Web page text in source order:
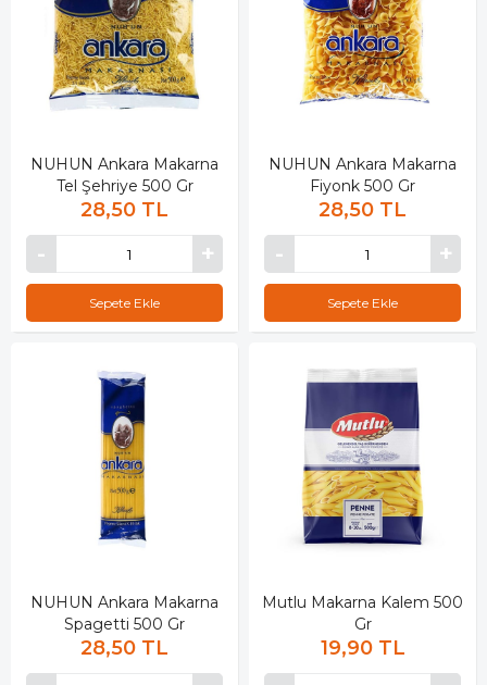
NUHUN Ankara Makarna
Tel Şehriye 500 Gr
28,50 TL
Sepete Ekle
NUHUN Ankara Makarna
Fiyonk 500 Gr
28,50 TL
Sepete Ekle
NUHUN Ankara Makarna
Spagetti 500 Gr
28,50 TL
Mutlu Makarna Kalem 500
Gr
19,90 TL